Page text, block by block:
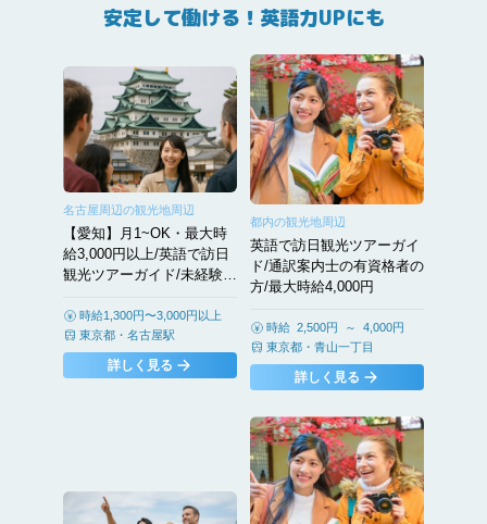
安定して働ける！英語力UPにも
名古屋周辺の観光地周辺
【愛知】月1~OK・最大時
給3,000円以上/英語で訪日
観光ツアーガイド/未経験か
時給1,300円〜3,000円以上
東京都 ・ 名古屋駅
詳しく見る
都内の観光地周辺
英語で訪日観光ツアーガイ
ド/通訳案内士の有資格者の
方/最大時給4,000円
時給 2,500円 ～ 4,000円
東京都 ・ 青山一丁目
詳しく見る